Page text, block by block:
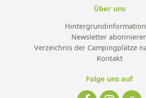
Über uns
Newsletter
Verzeichnis der Campingplätze
Kontakt
Folge uns auf